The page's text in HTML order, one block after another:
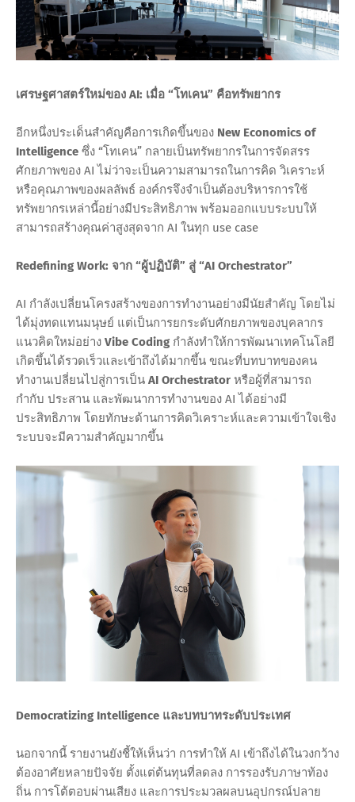
เศรษฐศาสตร์ใหม่ของ AI: เมื่อ “โทเคน” คือทรัพยากร
อีกหนึ่งประเด็นสำคัญคือการเกิดขึ้นของ New Economics of
Intelligence ซึ่ง “โทเคน” กลายเป็นทรัพยากรในการจัดสรร
ศักยภาพของ AI ไม่ว่าจะเป็นความสามารถในการคิด วิเคราะห์
หรือคุณภาพของผลลัพธ์ องค์กรจึงจำเป็นต้องบริหารการใช้
ทรัพยากรเหล่านี้อย่างมีประสิทธิภาพ พร้อมออกแบบระบบให้
สามารถสร้างคุณค่าสูงสุดจาก AI ในทุก use case
Redefining Work: จาก “ผู้ปฏิบัติ” สู่ “AI Orchestrator”
AI กำลังเปลี่ยนโครงสร้างของการทำงานอย่างมีนัยสำคัญ โดยไม่
ได้มุ่งทดแทนมนุษย์ แต่เป็นการยกระดับศักยภาพของบุคลากร
แนวคิดใหม่อย่าง Vibe Coding กำลังทำให้การพัฒนาเทคโนโลยี
เกิดขึ้นได้รวดเร็วและเข้าถึงได้มากขึ้น ขณะที่บทบาทของคน
ทำงานเปลี่ยนไปสู่การเป็น AI Orchestrator หรือผู้ที่สามารถ
กำกับ ประสาน และพัฒนาการทำงานของ AI ได้อย่างมี
ประสิทธิภาพ โดยทักษะด้านการคิดวิเคราะห์และความเข้าใจเชิง
ระบบจะมีความสำคัญมากขึ้น
Democratizing Intelligence และบทบาทระดับประเทศ
นอกจากนี้ รายงานยังชี้ให้เห็นว่า การทำให้ AI เข้าถึงได้ในวงกว้าง
ต้องอาศัยหลายปัจจัย ตั้งแต่ต้นทุนที่ลดลง การรองรับภาษาท้อง
ถิ่น การโต้ตอบผ่านเสียง และการประมวลผลบนอุปกรณ์ปลาย